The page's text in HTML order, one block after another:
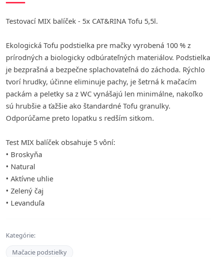
Testovací MIX balíček - 5x CAT&RINA Tofu 5,5l.
Ekologická Tofu podstielka pre mačky vyrobená 100 % z
prírodných a biologicky odbúrateľných materiálov. Podstielka
je bezprašná a bezpečne splachovateľná do záchoda. Rýchlo
tvorí hrudky, účinne eliminuje pachy, je šetrná k mačacím
packám a peletky sa z WC vynášajú len minimálne, nakoľko
sú hrubšie a ťažšie ako štandardné Tofu granulky.
Odporúčame preto lopatku s redším sitkom.
Test MIX balíček obsahuje 5 vôní:
• Broskyňa
• Natural
• Aktívne uhlie
• Zelený čaj
• Levanduľa
Kategórie:
Mačacie podstielky